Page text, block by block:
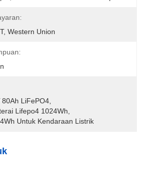
Western Union
LiFePO4
Lifepo4 1024Wh
Untuk Kendaraan Listrik